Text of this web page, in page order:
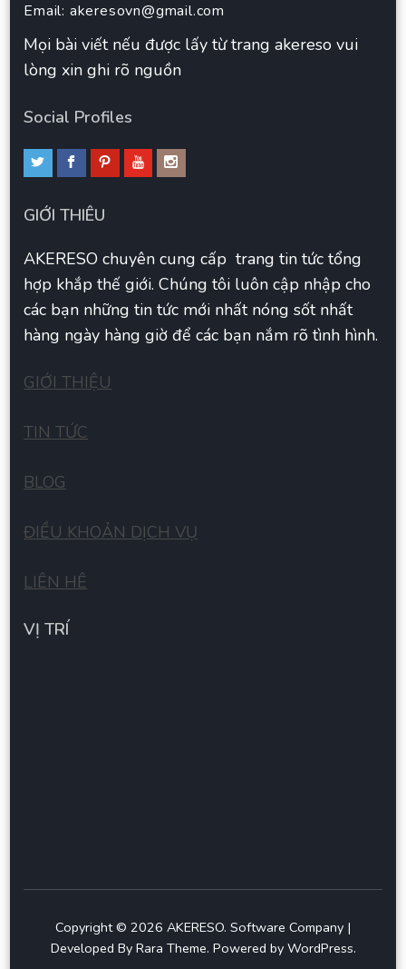
Email: akeresovn@gmail.com
Mọi bài viết nếu được lấy từ trang akereso vui
lòng xin ghi rõ nguồn
Social Profiles
GIỚI THIÊU
AKERESO chuyên cung cấp trang tin tức tổng
hợp khắp thế giới. Chúng tôi luôn cập nhập cho
các bạn những tin tức mới nhất nóng sốt nhất
hàng ngày hàng giờ để các bạn nắm rõ tình hình.
GIỚI THIỆU
TIN TỨC
BLOG
ĐIỀU KHOẢN DỊCH VỤ
LIÊN HÊ
VỊ TRÍ
Copyright © 2026 AKERESO. Software Company |
Developed By Rara Theme. Powered by WordPress.